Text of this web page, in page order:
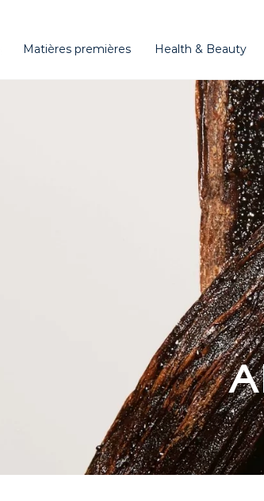
Matières premières Health & Beauty